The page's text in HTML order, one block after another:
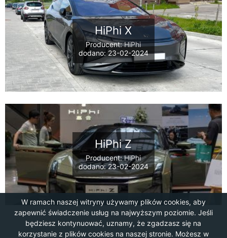
W ramach naszej witryny używamy plików cookies, aby
zapewnić świadczenie usług na najwyższym poziomie. Jeśli
będziesz kontynuować, uznamy, że zgadzasz się na
korzystanie z plików cookies na naszej stronie. Możesz w
HiPhi X
Producent:HiPhi
dodano: 23-02-2024
HiPhi Z
Producent:HiPhi
dodano: 23-02-2024